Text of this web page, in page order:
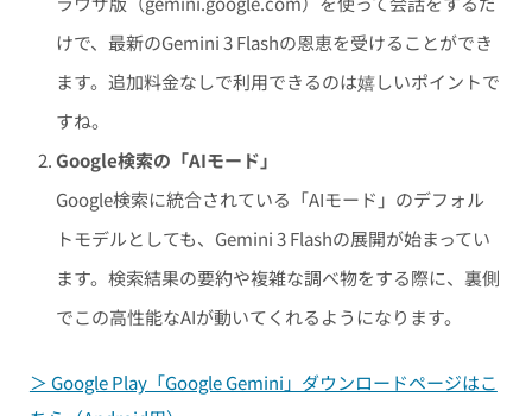
けで、最新のGemini 3 Flashの恩恵を受けることができ
ます。追加料金なしで利用できるのは嬉しいポイントで
すね。
Google検索の「AIモード」
Google検索に統合されている「AIモード」のデフォル
トモデルとしても、Gemini 3 Flashの展開が始まってい
ます。検索結果の要約や複雑な調べ物をする際に、裏側
でこの高性能なAIが動いてくれるようになります。
＞ Google Play「Google Gemini」ダウンロードページはこ